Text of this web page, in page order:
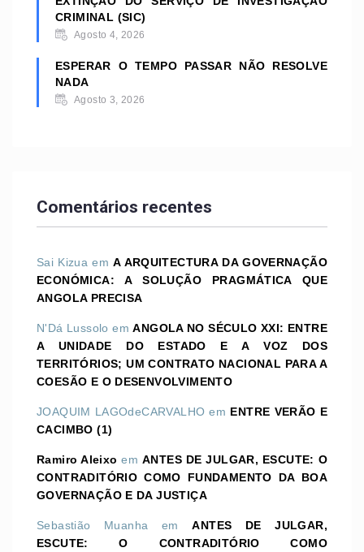
CRIMINAL (SIC)
Agosto 4, 2026
ESPERAR O TEMPO PASSAR NÃO RESOLVE
NADA
Agosto 3, 2026
Comentários recentes
Sai Kizua emA ARQUITECTURA DA GOVERNAÇÃO
ECONÓMICA: A SOLUÇÃO PRAGMÁTICA QUE
ANGOLA PRECISA
N'Dá Lussolo emANGOLA NO SÉCULO XXI: ENTRE
A UNIDADE DO ESTADO E A VOZ DOS
TERRITÓRIOS; UM CONTRATO NACIONAL PARA A
COESÃO E O DESENVOLVIMENTO
JOAQUIM LAGOdeCARVALHO em ENTRE VERÃO E
CACIMBO (1)
Ramiro Aleixo emANTES DE JULGAR, ESCUTE: O
CONTRADITÓRIO COMO FUNDAMENTO DA BOA
GOVERNAÇÃO E DA JUSTIÇA
Sebastião Muanha emANTES DE JULGAR,
ESCUTE: O CONTRADITÓRIO COMO